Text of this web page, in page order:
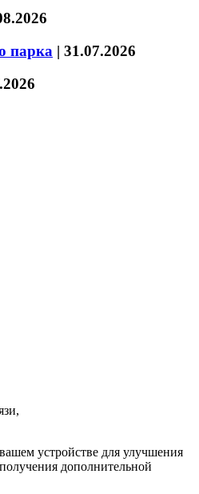
парка | 31.07.2026
устройстве для улучшения
дополнительной